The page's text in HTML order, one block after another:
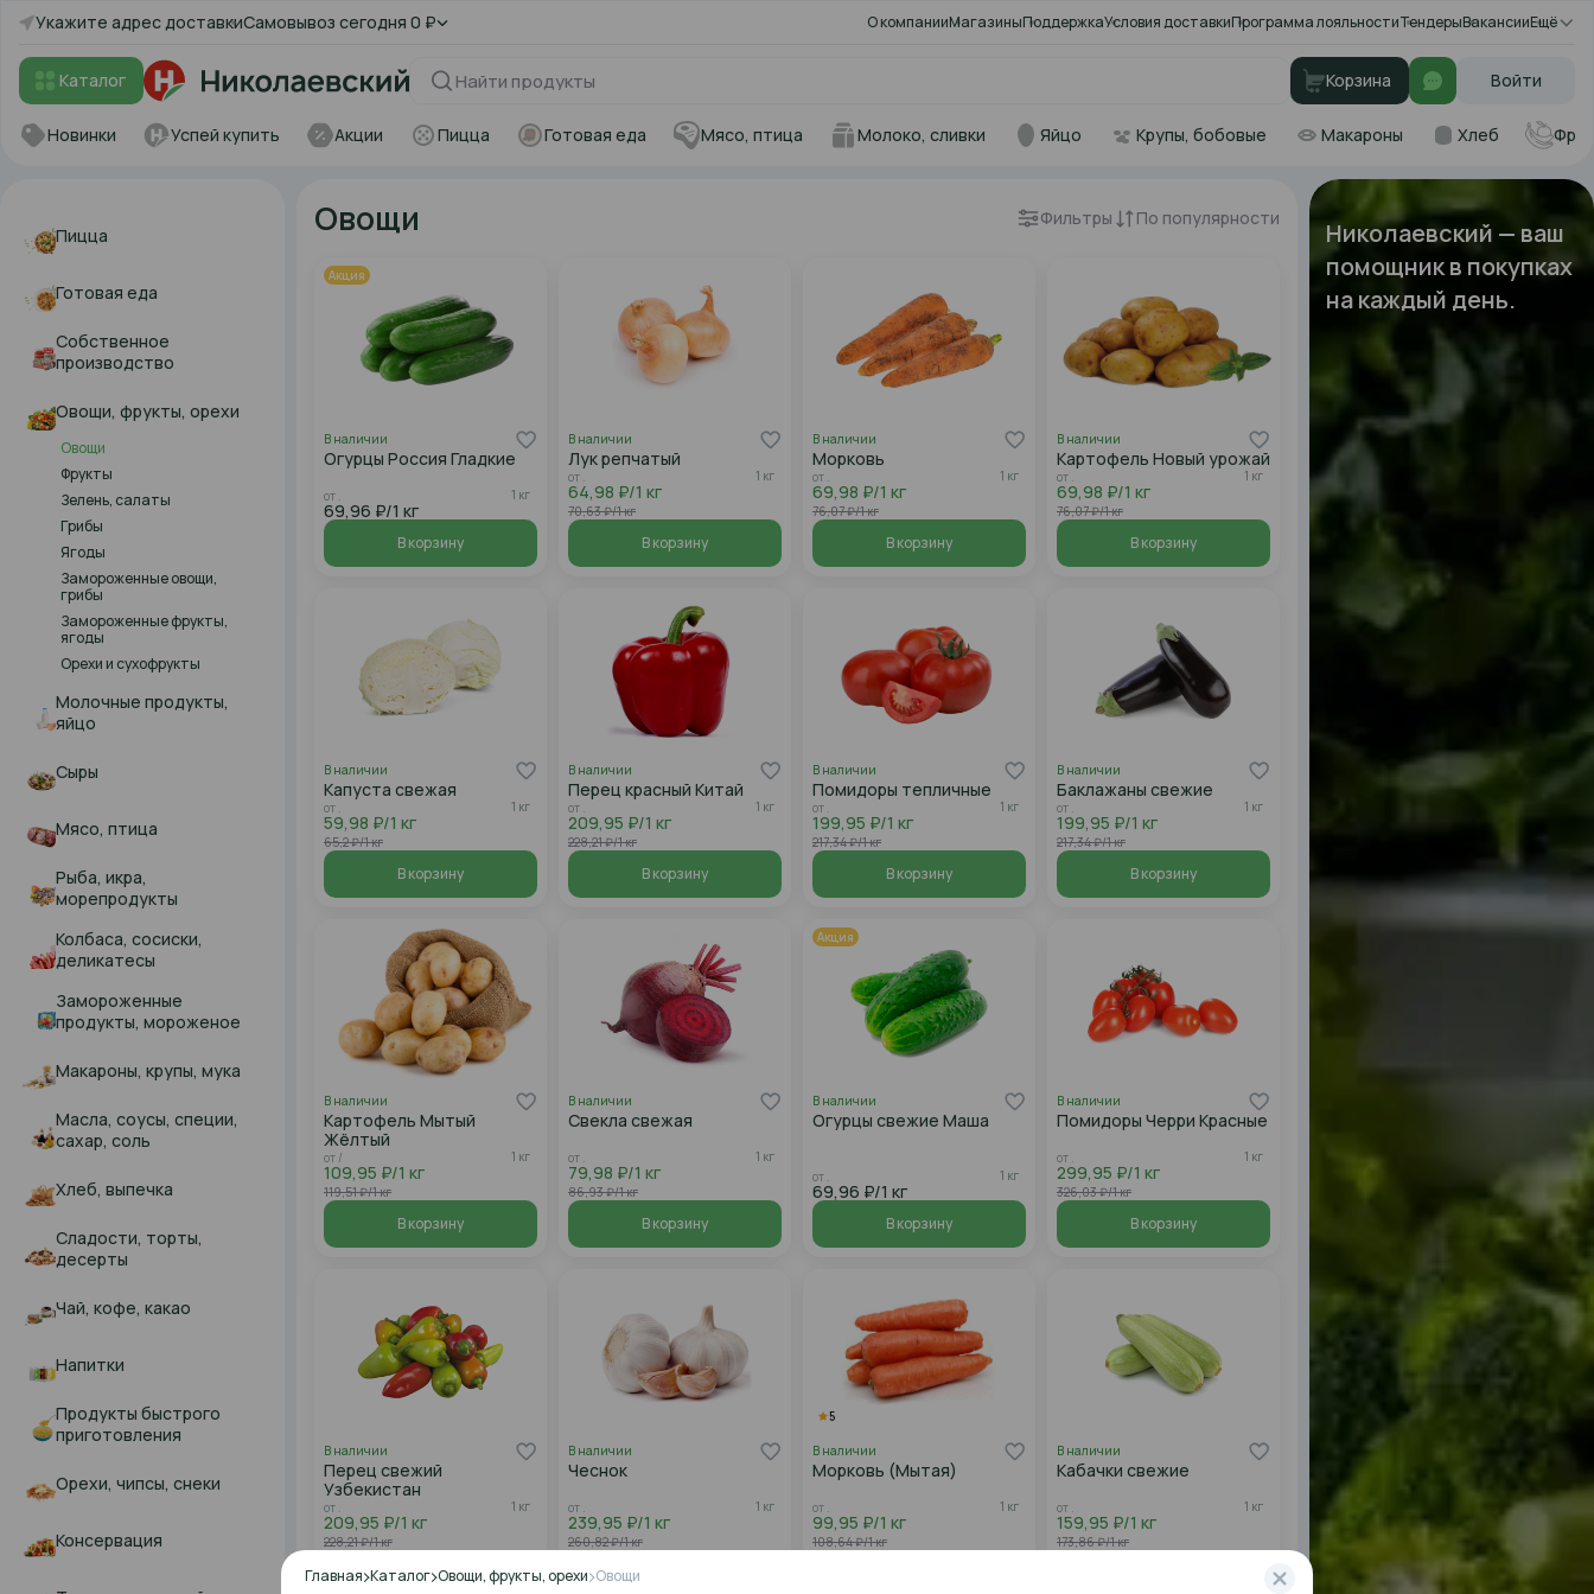
Укажите адрес доставкиСамовывоз сегодня 0 ₽ О компанииМагазиныПоддержкаУсловия доставкиПрограмма лояльностиТендерыВакансииЕщё
Каталог Корзина Войти
Новинки Успей купить Акции Пицца Готовая еда Мясо, птица Молоко, сливки Яйцо Крупы, бобовые Макароны Хлеб
Пицца
Готовая еда
Собственное
производство
Овощи, фрукты, орехи
Овощи
Фрукты
Зелень, салаты
Грибы
Ягоды
Замороженные овощи,
грибы
Замороженные фрукты,
ягоды
Орехи и сухофрукты
Молочные продукты,
яйцо
Сыры
Мясо, птица
Рыба, икра,
морепродукты
Колбаса, сосиски,
деликатесы
Замороженные
продукты, мороженое
Макароны, крупы, мука
Масла, соусы, специи,
сахар, соль
Хлеб, выпечка
Сладости, торты,
десерты
Чай, кофе, какао
Напитки
Продукты быстрого
приготовления
Орехи, чипсы, снеки
Консервация
Овощи Фильтры По популярности
Акция
В наличии
Огурцы Россия Гладкие
от . 1 кг
69,96 ₽/1 кг
В корзину
В наличии
Лук репчатый
от . 1 кг
64,98 ₽/1 кг
70,63 ₽/1 кг
В корзину
В наличии
Морковь
от . 1 кг
69,98 ₽/1 кг
76,07 ₽/1 кг
В корзину
В наличии
Картофель Новый урожай
от . 1 кг
69,98 ₽/1 кг
76,07 ₽/1 кг
В корзину
В наличии
Капуста свежая
от . 1 кг
59,98 ₽/1 кг
65,2 ₽/1 кг
В корзину
В наличии
Перец красный Китай
от . 1 кг
209,95 ₽/1 кг
228,21 ₽/1 кг
В корзину
В наличии
Помидоры тепличные
от . 1 кг
199,95 ₽/1 кг
217,34 ₽/1 кг
В корзину
В наличии
Баклажаны свежие
от . 1 кг
199,95 ₽/1 кг
217,34 ₽/1 кг
В корзину
В наличии
Картофель Мытый
Жёлтый
от / 1 кг
109,95 ₽/1 кг
119,51 ₽/1 кг
В корзину
В наличии
Свекла свежая
от . 1 кг
79,98 ₽/1 кг
86,93 ₽/1 кг
В корзину
Акция
В наличии
Огурцы свежие Маша
от . 1 кг
69,96 ₽/1 кг
В корзину
В наличии
Помидоры Черри Красные
от . 1 кг
299,95 ₽/1 кг
326,03 ₽/1 кг
В корзину
В наличии
Перец свежий
Узбекистан
от . 1 кг
209,95 ₽/1 кг
228,21 ₽/1 кг
В корзину
В наличии
Чеснок
от . 1 кг
239,95 ₽/1 кг
260,82 ₽/1 кг
5
В наличии
Морковь (Мытая)
от . 1 кг
99,95 ₽/1 кг
108,64 ₽/1 кг
В наличии
Кабачки свежие
от . 1 кг
159,95 ₽/1 кг
173,86 ₽/1 кг
Николаевский — ваш
помощник в покупках
на каждый день.
Главная Каталог Овощи, фрукты, орехи Овощи